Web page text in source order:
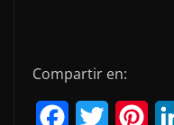
Compartir en: